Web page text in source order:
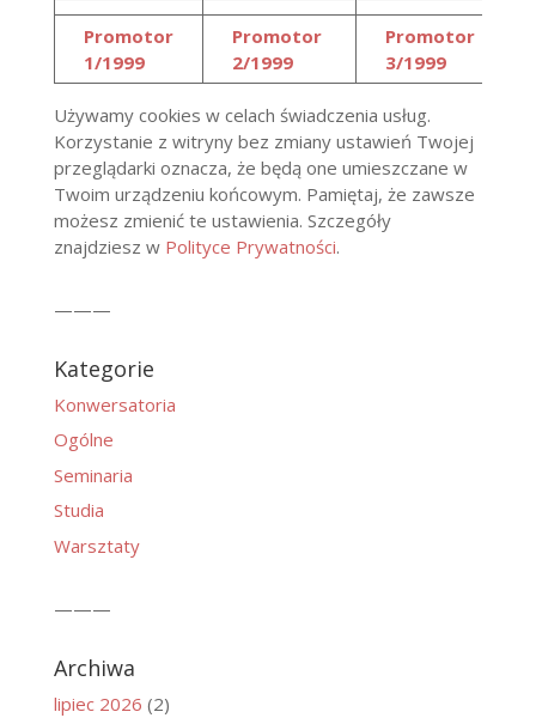
Promotor
1/1999
Promotor
2/1999
Promotor
3/1999
Używamy cookies w celach świadczenia usług.
Korzystanie z witryny bez zmiany ustawień Twojej
przeglądarki oznacza, że będą one umieszczane w
Twoim urządzeniu końcowym. Pamiętaj, że zawsze
możesz zmienić te ustawienia. Szczegóły
znajdziesz w Polityce Prywatności.
———
Kategorie
Konwersatoria
Ogólne
Seminaria
Studia
Warsztaty
———
Archiwa
lipiec 2026 (2)